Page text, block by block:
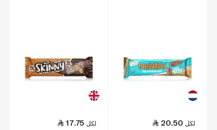
20.50 لكل 17.75 لكل